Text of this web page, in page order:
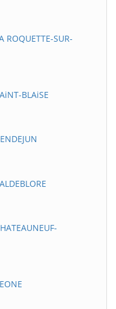
SUR-
BLAiSE